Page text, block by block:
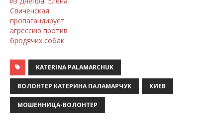
Свиченская
пропагандирует
агрессию против
бродячих собак
KATERINA PALAMARCHUK
ВОЛОНТЕР КАТЕРИНА ПАЛАМАРЧУК КИЕВ
МОШЕННИЦА-ВОЛОНТЕР